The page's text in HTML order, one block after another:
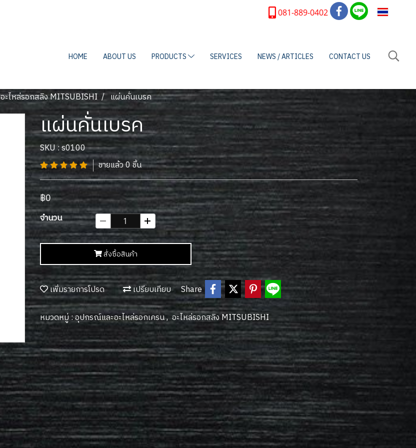
081-889-0402
HOME ABOUT US PRODUCTS SERVICES NEWS / ARTICLES CONTACT US
อะไหล่รอกสลิง MITSUBISHI แผ่นคั่นเบรค
แผ่นคั่นเบรค
SKU : s0100
ขายแล้ว 0 ชิ้น
฿0
จำนวน
สั่งซื้อสินค้า
เพิ่มรายการโปรด เปรียบเทียบ Share
หมวดหมู่ :อุปกรณ์และอะไหล่รอกเครน, อะไหล่รอกสลิง MITSUBISHI